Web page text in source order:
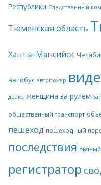
Республики Следственный
Тюменская область
Ханты-Мансийск
автобус автопожар
драка женщина за рулем
общественный транспорт
пешеход пешеходный
последствия пьяный
регистратор